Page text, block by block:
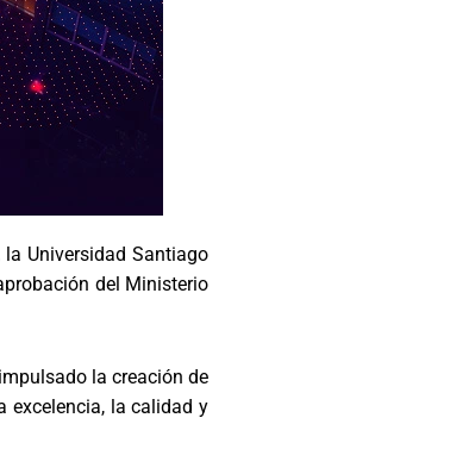
la Universidad Santiago
del Ministerio
la creación de
excelencia, la calidad y